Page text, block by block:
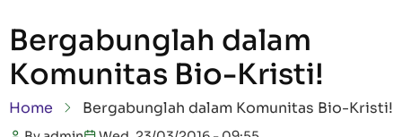
Bergabunglah dalam
Komunitas Bio-Kristi!
Breadcrumb
Home Bergabunglah dalam Komunitas Bio-Kristi!